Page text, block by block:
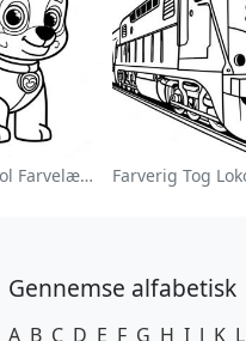
Chase Paw Patrol Farvelægningsside
Gennemse alfabetisk
A B C D E F G H I J K L